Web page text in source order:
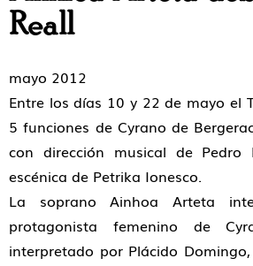
Reall
mayo 2012
Entre los días 10 y 22 de mayo el
5 funciones de Cyrano de
con dirección musical de Pedro
escénica de Petrika Ionesco.
La soprano Ainhoa Arteta
protagonista femenino de
interpretado por Plácido